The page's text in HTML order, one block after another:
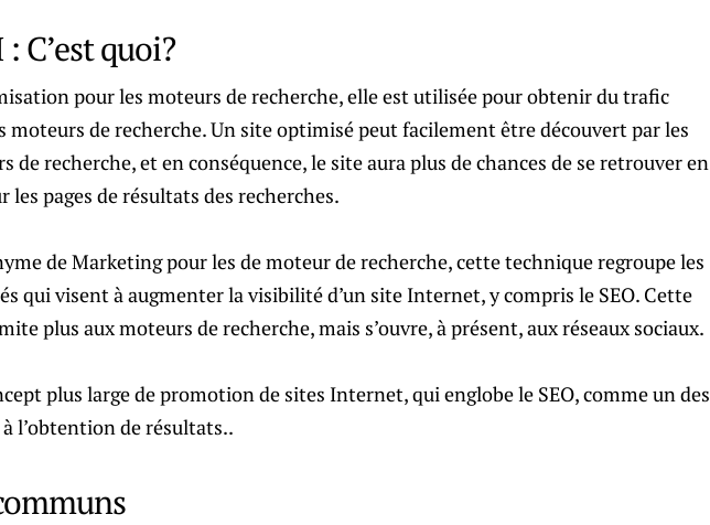
C’est quoi?
pour les moteurs de recherche, elle est utilisée pour obtenir du trafic
moteurs de recherche. Un site optimisé peut facilement être découvert par les
de recherche, et en conséquence, le site aura plus de chances de se retrouver en
pages de résultats des recherches.
de Marketing pour les de moteur de recherche, cette technique regroupe les
qui visent à augmenter la visibilité d’un site Internet, y compris le SEO. Cette
plus aux moteurs de recherche, mais s’ouvre, à présent, aux réseaux sociaux.
plus large de promotion de sites Internet, qui englobe le SEO, comme un des
l’obtention de résultats..